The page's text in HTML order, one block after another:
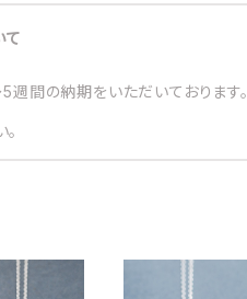
て
間の納期をいただいております。